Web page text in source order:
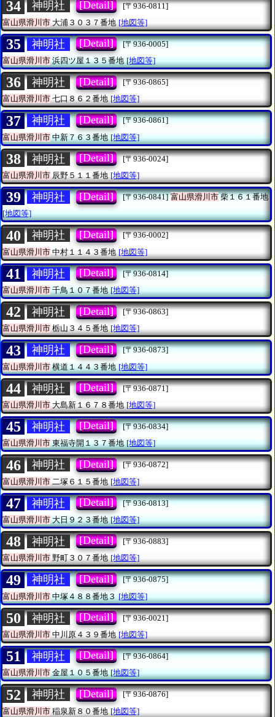
34 神明社 [Detail]
[〒936-0811]
富山県滑川市 大浦３０３７番地 [地図等]
35 神明社 [Detail]
[〒936-0005]
富山県滑川市浜四ツ屋１３５番地 [地図等]
36 神明社 [Detail]
[〒936-0865]
富山県滑川市七口８６２番地 [地図等]
37 神明社 [Detail]
[〒936-0861]
富山県滑川市中新７６３番地 [地図等]
38 神明社 [Detail]
[〒936-0024]
富山県滑川市辰野５１１番地 [地図等]
39 神明社 [Detail] [〒936-0841] 富山県滑川市柴１６１番地
[地図等]
40 神明社 [Detail]
[〒936-0002]
富山県滑川市 中村１１４３番地 [地図等]
41 神明社 [Detail]
[〒936-0814]
富山県滑川市千鳥１０７番地 [地図等]
42 神明社 [Detail]
[〒936-0863]
富山県滑川市栃山３４５番地 [地図等]
43 神明社 [Detail]
[〒936-0873]
富山県滑川市横道１４４３番地 [地図等]
44 神明社 [Detail]
[〒936-0871]
富山県滑川市大島新１６７８番地 [地図等]
45 神明社 [Detail]
[〒936-0834]
富山県滑川市東福寺開１３７番地 [地図等]
46 神明社 [Detail]
[〒936-0872]
富山県滑川市 二塚６１５番地 [地図等]
47 神明社 [Detail]
[〒936-0813]
富山県滑川市大日９２３番地 [地図等]
48 神明社 [Detail]
[〒936-0883]
富山県滑川市野町３０７番地 [地図等]
49 神明社 [Detail]
[〒936-0875]
富山県滑川市中塚４８８番地３ [地図等]
50 神明社 [Detail]
[〒936-0021]
富山県滑川市中川原４３９番地 [地図等]
51 神明社 [Detail]
[〒936-0864]
富山県滑川市金屋１０５番地 [地図等]
52 神明社 [Detail]
[〒936-0876]
富山県滑川市 稲泉新８０番地 [地図等]